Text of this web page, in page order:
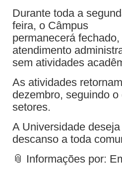
Durante toda a
feira, o Câmpus
permanecerá fechado,
atendimento
sem atividades
As atividades
dezembro, seguindo
setores.
A Universidade
descanso a toda
📎 Informações por: